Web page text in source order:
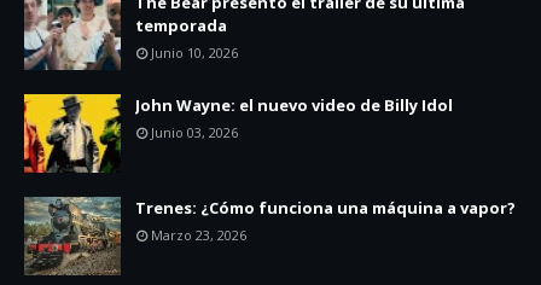
temporada
Junio 10, 2026
John Wayne: el nuevo video de Billy Idol
Junio 03, 2026
Trenes: ¿Cómo funciona una máquina a vapor?
Marzo 23, 2026